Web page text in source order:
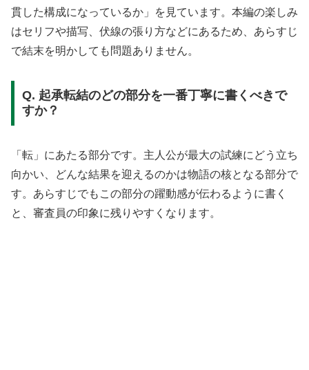
貫した構成になっているか」を見ています。本編の楽しみ
はセリフや描写、伏線の張り方などにあるため、あらすじ
で結末を明かしても問題ありません。
Q. 起承転結のどの部分を一番丁寧に書くべきで
すか？
「転」にあたる部分です。主人公が最大の試練にどう立ち
向かい、どんな結果を迎えるのかは物語の核となる部分で
す。あらすじでもこの部分の躍動感が伝わるように書く
と、審査員の印象に残りやすくなります。